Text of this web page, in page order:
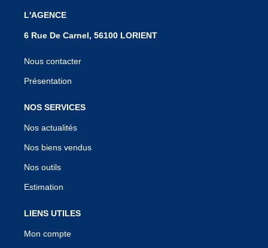
L'AGENCE
6 Rue De Carnel, 56100 LORIENT
Nous contacter
Présentation
NOS SERVICES
Nos actualités
Nos biens vendus
Nos outils
Estimation
LIENS UTILES
Mon compte